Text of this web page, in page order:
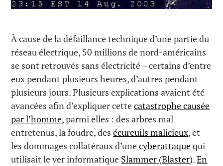
À cause de la défaillance technique d’une partie du
réseau électrique, 50 millions de nord-américains
se sont retrouvés sans électricité – certains d’entre
eux pendant plusieurs heures, d’autres pendant
plusieurs jours. Plusieurs explications avaient été
avancées afin d’expliquer cettecatastrophe causée
par l’homme, parmi elles : des arbres mal
entretenus, la foudre, desécureuils malicieux, et
les dommages collatéraux d’unecyberattaquequi
utilisait le ver informatique Slammer (Blaster).En